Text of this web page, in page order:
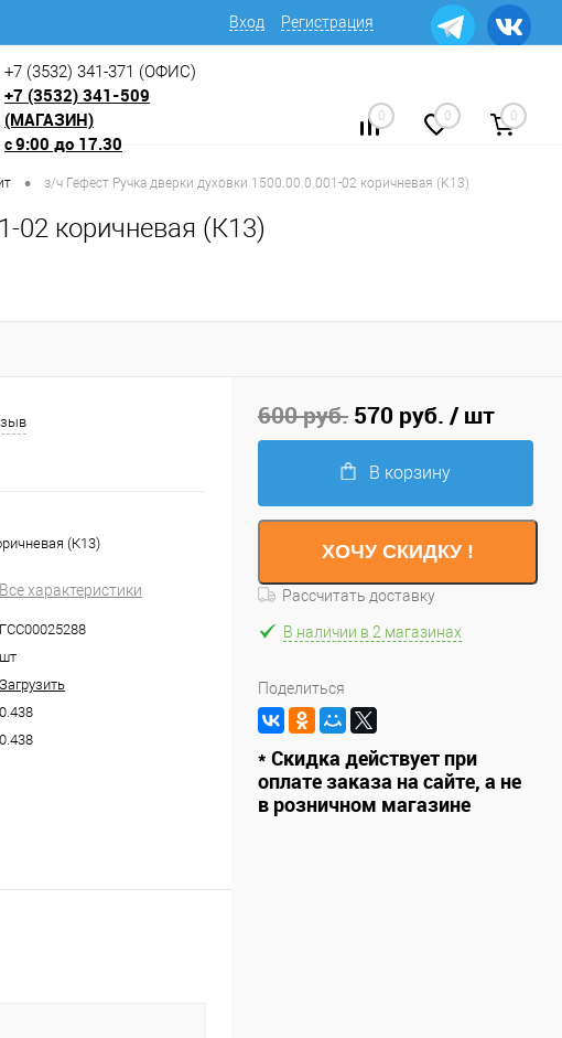
Вход Регистрация
+7 (3532) 341-371 (ОФИС)
+7 (3532) 341-509
(МАГАЗИН)
с9:00 до 17.30
0 0 0
• з/ч Гефест Ручка дверки духовки 1500.00.0.001-02 коричневая (К13)
02 коричневая (К13)
(К13)
Все характеристики
ГСС00025288
шт
Загрузить
0.438
0.438
600 руб. 570 руб. / шт
В корзину
ХОЧУ СКИДКУ !
Рассчитать доставку
В наличии в 2 магазинах
Поделиться
* Скидка действует при
оплате заказа на сайте, а не
в розничном магазине